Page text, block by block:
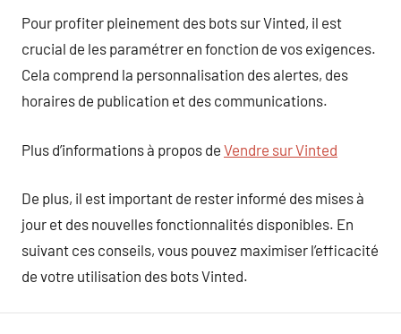
Pour profiter pleinement des bots sur Vinted, il est
crucial de les paramétrer en fonction de vos exigences.
Cela comprend la personnalisation des alertes, des
horaires de publication et des communications.
Plus d’informations à propos de Vendre sur Vinted
De plus, il est important de rester informé des mises à
jour et des nouvelles fonctionnalités disponibles. En
suivant ces conseils, vous pouvez maximiser l’efficacité
de votre utilisation des bots Vinted.